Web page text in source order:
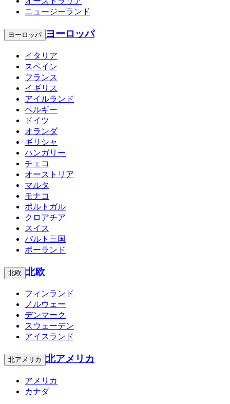
ニュージーランド
ヨーロッパ ヨーロッパ
イタリア
スペイン
フランス
イギリス
アイルランド
ベルギー
ドイツ
オランダ
ギリシャ
ハンガリー
チェコ
オーストリア
マルタ
モナコ
ポルトガル
クロアチア
スイス
バルト三国
ポーランド
北欧 北欧
フィンランド
ノルウェー
デンマーク
スウェーデン
アイスランド
北アメリカ 北アメリカ
アメリカ
カナダ